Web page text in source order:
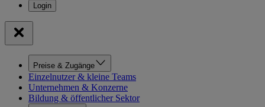
Preise & Zugänge
Einzelnutzer & kleine Teams
Unternehmen & Konzerne
Bildung & öffentlicher Sektor